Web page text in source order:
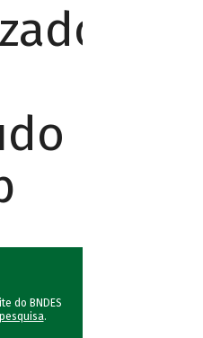
do BNDES
pesquisa.